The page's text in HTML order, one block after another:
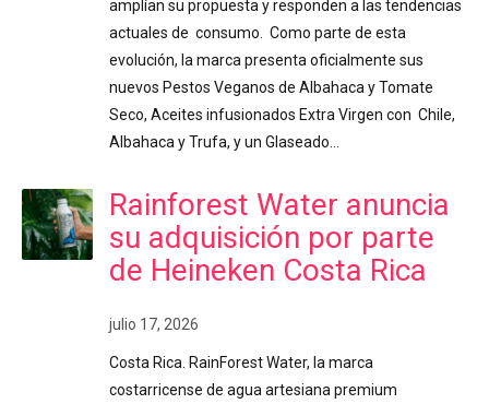
amplían su propuesta y responden a las tendencias
actuales de consumo. Como parte de esta
evolución, la marca presenta oficialmente sus
nuevos Pestos Veganos de Albahaca y Tomate
Seco, Aceites infusionados Extra Virgen con Chile,
Albahaca y Trufa, y un Glaseado…
Rainforest Water anuncia
su adquisición por parte
de Heineken Costa Rica
julio 17, 2026
Costa Rica. RainForest Water, la marca
costarricense de agua artesiana premium